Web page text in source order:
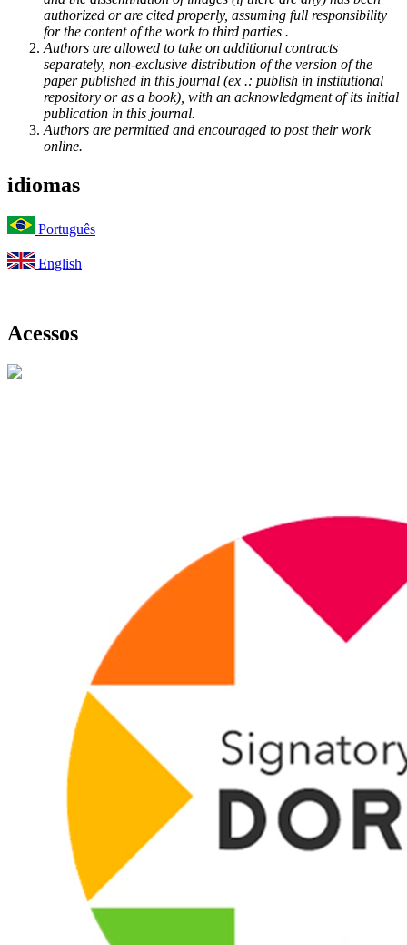
authorized or are cited properly, assuming full responsibility
for the content of the work to third parties .
Authors are allowed to take on additional contracts
separately, non-exclusive distribution of the version of the
paper published in this journal (ex .: publish in institutional
repository or as a book), with an acknowledgment of its initial
publication in this journal.
Authors are permitted and encouraged to post their work
online.
idiomas
Português
English
Acessos